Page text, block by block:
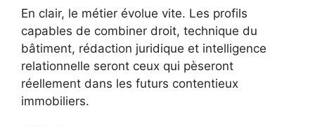
En clair, le métier évolue vite. Les profils
capables de combiner droit, technique du
bâtiment, rédaction juridique et intelligence
relationnelle seront ceux qui pèseront
réellement dans les futurs contentieux
immobiliers.